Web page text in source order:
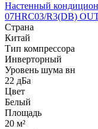
Настенный
07HRC03/R3(DB)
Страна
Китай
Тип компрессора
Инверторный
Уровень шума вн
22 дБа
Цвет
Белый
Площадь
20 м²